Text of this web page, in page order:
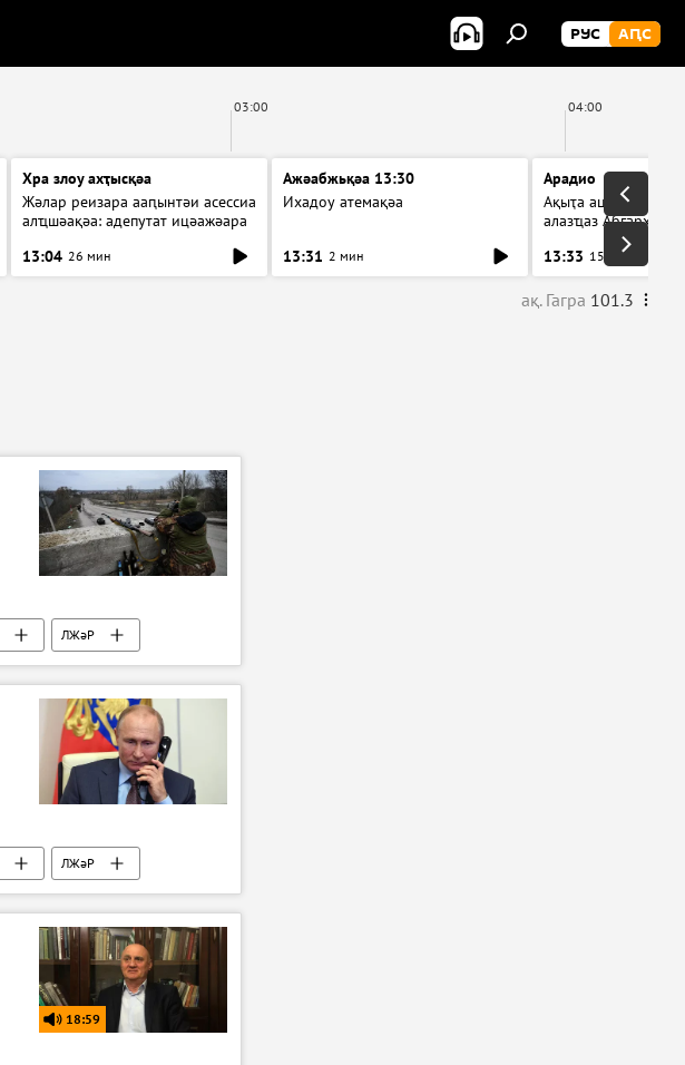
РУС АԤС
03:00 04:00
Хра злоу ахҭысқәа
Жәлар реизара ааԥынтәи асессиа
алҵшәақәа: адепутат ицәажәара
13:04 26 мин
Ажәабжьқәа 13:30
Ихадоу атемақәа
13:31 2 мин
Арадио
Ақыҭа ацхрааразы
алазҵаз Абӷархықә
13:33 15 мин
ақ. Гагра 101.3
ЛЖәР
ЛЖәР
18:59